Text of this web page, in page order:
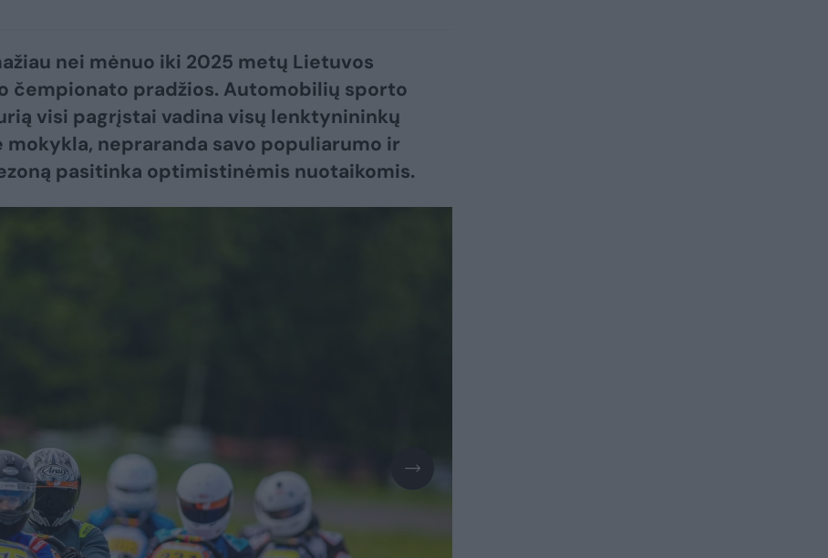
nei mėnuo iki 2025 metų Lietuvos
čempionato pradžios. Automobilių sporto
visi pagrįstai vadina visų lenktynininkų
mokykla, nepraranda savo populiarumo ir
pasitinka optimistinėmis nuotaikomis.